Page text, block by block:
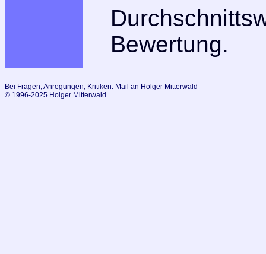
Bewertung.
Bei Fragen, Anregungen, Kritiken: Mail an Holger Mitterwald
© 1996-2025 Holger Mitterwald